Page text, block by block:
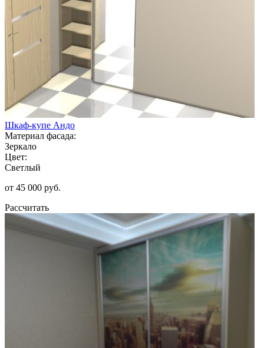
Шкаф-купе Андо
Материал фасада:
Зеркало
Цвет:
Светлый
от 45 000 руб.
Рассчитать